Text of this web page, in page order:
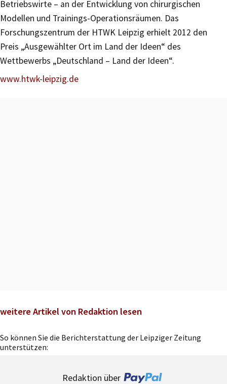
Betriebswirte – an der Entwicklung von chirurgischen
Modellen und Trainings-Operationsräumen. Das
Forschungszentrum der HTWK Leipzig erhielt 2012 den
Preis „Ausgewählter Ort im Land der Ideen“ des
Wettbewerbs „Deutschland – Land der Ideen“.
www.htwk-leipzig.de
weitere Artikel von Redaktion lesen
So können Sie die Berichterstattung der Leipziger Zeitung
unterstützen:
Redaktion über